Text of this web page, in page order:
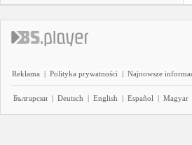
Reklama | Polityka prywatności | Najnowsze
Български | Deutsch | English | Español | Magyar